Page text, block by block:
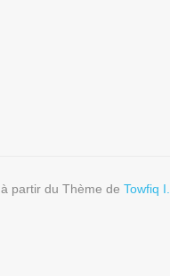
à partir du Thème deTowfiq I.